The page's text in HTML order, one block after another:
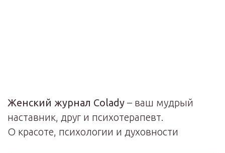
Женский журнал Colady – ваш мудрый
наставник, друг и психотерапевт.
О красоте, психологии и духовности